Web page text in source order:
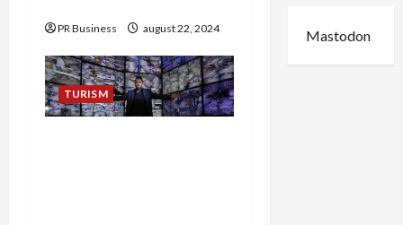
PR Business august 22, 2024
TURISM
Mastodon